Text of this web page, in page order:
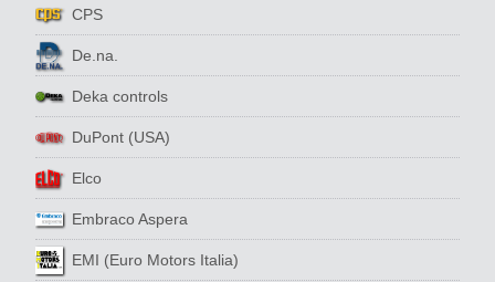
CPS
De.na.
Deka controls
DuPont (USA)
Elco
Embraco Aspera
EMI (Euro Motors Italia)